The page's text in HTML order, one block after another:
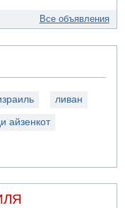
Все объявления
ливан
айзенкот